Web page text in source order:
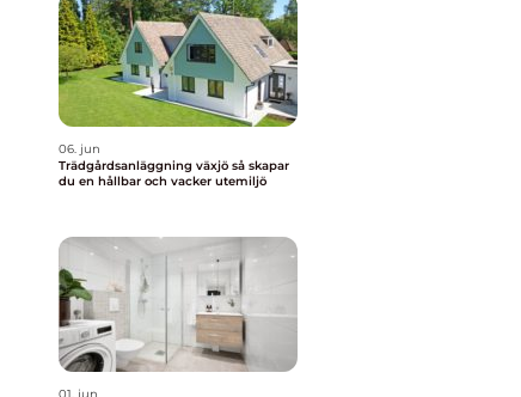
06. jun
Trädgårdsanläggning växjö så skapar
du en hållbar och vacker utemiljö